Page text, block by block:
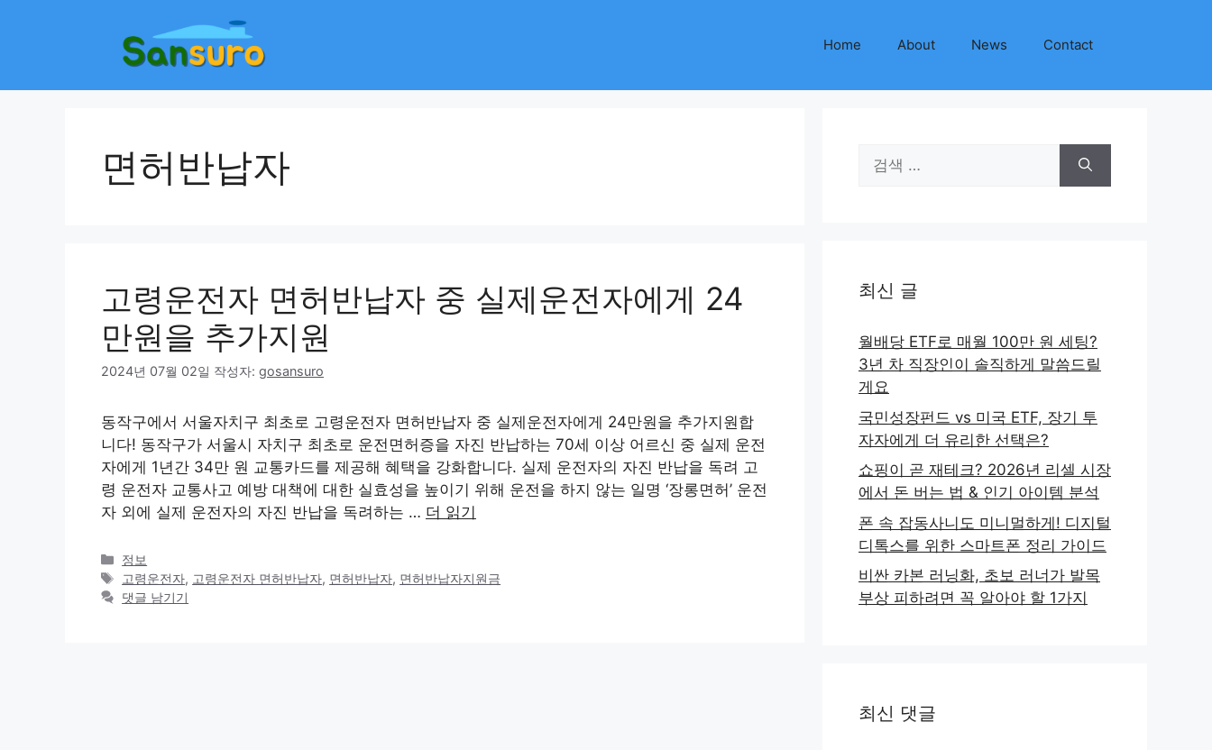
Home About News Contact
면허반납자
고령운전자 면허반납자 중 실제운전자에게 24
만원을 추가지원
2024년 07월 02일 작성자: gosansuro
동작구에서 서울자치구 최초로 고령운전자 면허반납자 중 실제운전자에게 24만원을 추가지원합
니다! 동작구가 서울시 자치구 최초로 운전면허증을 자진 반납하는 70세 이상 어르신 중 실제 운전
자에게 1년간 34만 원 교통카드를 제공해 혜택을 강화합니다. 실제 운전자의 자진 반납을 독려 고
령 운전자 교통사고 예방 대책에 대한 실효성을 높이기 위해 운전을 하지 않는 일명 ‘장롱면허’ 운전
자 외에 실제 운전자의 자진 반납을 독려하는 … 더 읽기
카
테
고
정보
태
그
고령운전자, 고령운전자 면허반납자, 면허반납자, 면허반납자지원금
댓글 남기기
색:
최신 글
월배당 ETF로 매월 100만 원 세팅?
3년 차 직장인이 솔직하게 말씀드릴
게요
국민성장펀드 vs 미국 ETF, 장기 투
자자에게 더 유리한 선택은?
쇼핑이 곧 재테크? 2026년 리셀 시장
에서 돈 버는 법 & 인기 아이템 분석
폰 속 잡동사니도 미니멀하게! 디지털
디톡스를 위한 스마트폰 정리 가이드
비싼 카본 러닝화, 초보 러너가 발목
부상 피하려면 꼭 알아야 할 1가지
최신 댓글